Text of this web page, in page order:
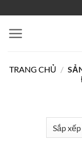
qua
nội
TRANG CHỦ /